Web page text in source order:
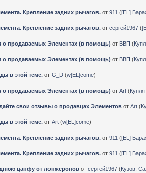
Крепление задних рычагов. от911 ([EL]
Крепление задних рычагов. отсергей1967 (
продаваемых Элементах (в помощь) от ВВП (
продаваемых Элементах (в помощь) от ВВП (
в этой теме. отG_D (w[EL]come)
продаваемых Элементах (в помощь) отArt (
свои отзывы о продавцах Элементов отArt (
в этой теме. отArt (w[EL]come)
Крепление задних рычагов. от911 ([EL]
Крепление задних рычагов. от911 ([EL]
цапфу от лонжеронов отсергей1967 (Кузов,